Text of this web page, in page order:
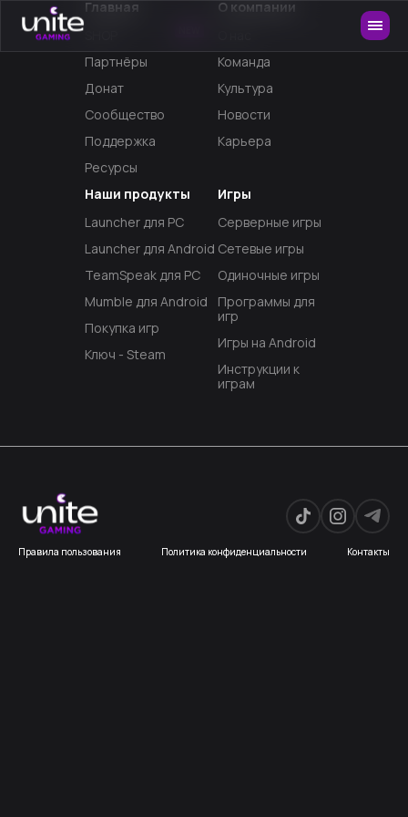
Главная
Партнёры
Донат
Сообщество
Поддержка
Ресурсы
Наши продукты
Launcher для PC
Launcher для Android
TeamSpeak для PC
Mumble для Android
Покупка игр
Ключ - Steam
Игры
Серверные игры
Сетевые игры
Одиночные игры
Программы для
игр
Игры на Android
Инструкции к
играм
О компании
Команда
Культура
Новости
Карьера
Правила пользования Политика конфиденциальности Контакты